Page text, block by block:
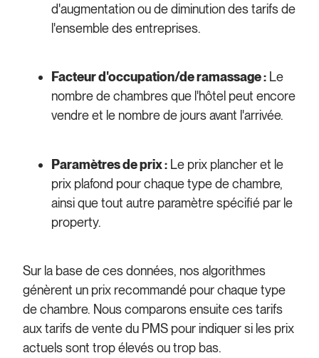
d'augmentation ou de diminution des tarifs de
l'ensemble des entreprises.
Facteur d'occupation/de ramassage : Le
nombre de chambres que l'hôtel peut encore
vendre et le nombre de jours avant l'arrivée.
Paramètres de prix : Le prix plancher et le
prix plafond pour chaque type de chambre,
ainsi que tout autre paramètre spécifié par le
property.
Sur la base de ces données, nos algorithmes
génèrent un prix recommandé pour chaque type
de chambre. Nous comparons ensuite ces tarifs
aux tarifs de vente du PMS pour indiquer si les prix
actuels sont trop élevés ou trop bas.